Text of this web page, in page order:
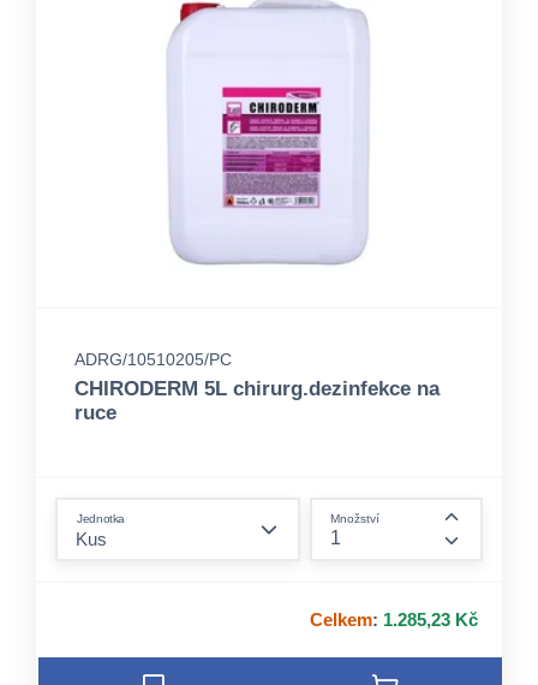
ADRG/10510205/PC
CHIRODERM 5L chirurg.dezinfekce na
ruce
Jednotka Množství
Celkem: 1.285,23 Kč